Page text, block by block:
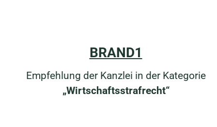
BRAND1
Empfehlung der Kanzlei in der Kategorie
„Wirtschaftsstrafrecht“